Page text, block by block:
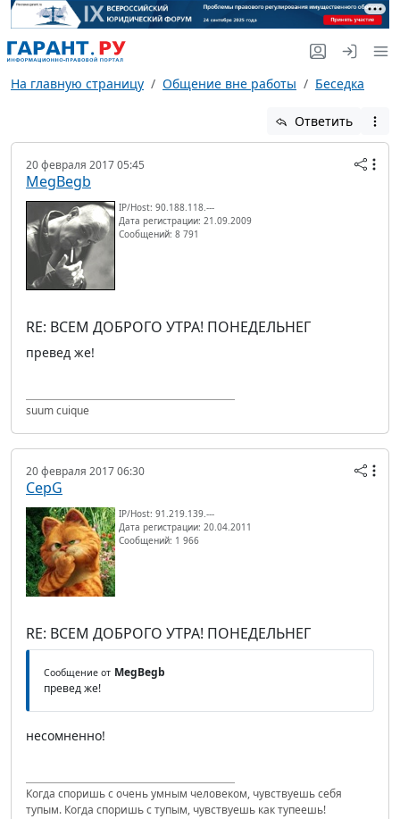
На главную страницу Общение вне работы Беседка
Ответить
20 февраля 2017 05:45
MegBegb
IP/Host: 90.188.118.---
Дата регистрации: 21.09.2009
Сообщений: 8 791
RE: ВСЕМ ДОБРОГО УТРА! ПОНЕДЕЛЬНЕГ
превед же!
suum cuique
20 февраля 2017 06:30
CepG
IP/Host: 91.219.139.---
Дата регистрации: 20.04.2011
Сообщений: 1 966
RE: ВСЕМ ДОБРОГО УТРА! ПОНЕДЕЛЬНЕГ
Сообщение от MegBegb
превед же!
несомненно!
Когда споришь с очень умным человеком, чувствуешь себя
тупым. Когда споришь с тупым, чувствуешь как тупеешь!